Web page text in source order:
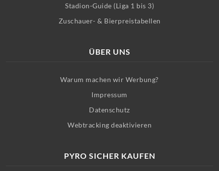
Stadion-Guide (Liga 1 bis 3)
Zuschauer- & Bierpreistabellen
ÜBER UNS
Warum machen wir Werbung?
Impressum
Datenschutz
Webtracking deaktivieren
PYRO SICHER KAUFEN